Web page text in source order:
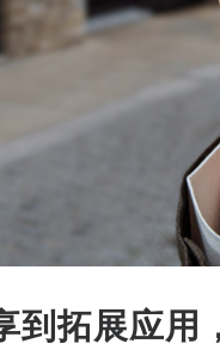
到拓展应用